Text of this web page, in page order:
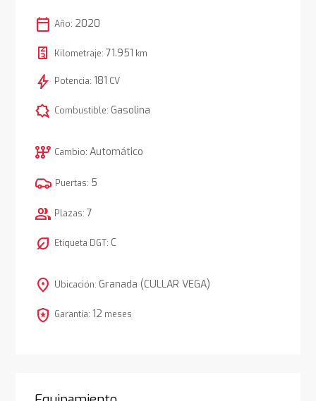
calendar_today Año: 2020
Kilometraje: 71.951 km
bolt Potencia: 181 CV
comic_bubble Combustible: Gasolina
auto_transmission Cambio: Automático
Puertas: 5
group Plazas: 7
nest_eco_leaf Etiqueta DGT: C
location_on Ubicación: Granada (CULLAR VEGA)
local_police Garantía: 12 meses